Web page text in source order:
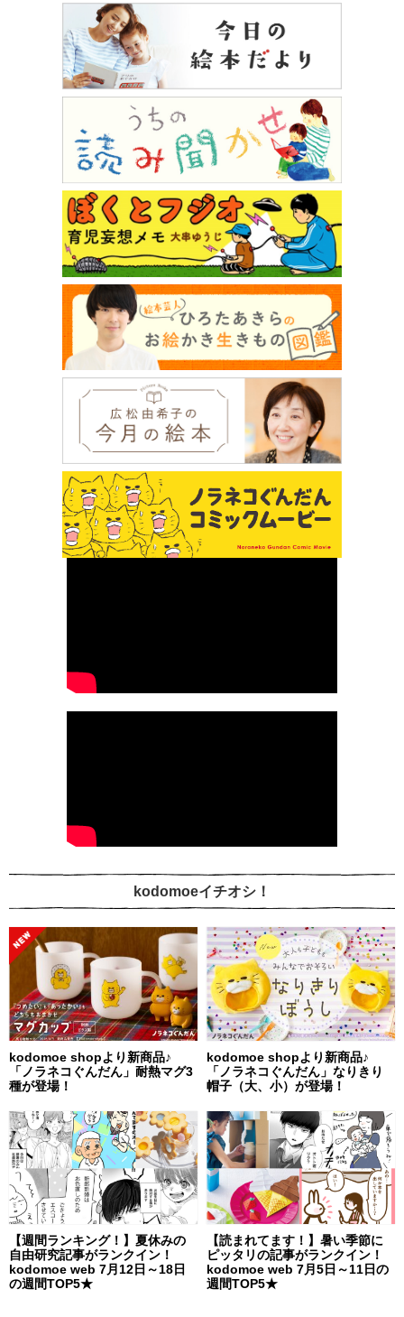
kodomoeイチオシ！
kodomoe shopより新商品♪
「ノラネコぐんだん」耐熱マグ3
種が登場！
kodomoe shopより新商品♪
「ノラネコぐんだん」なりきり
帽子（大、小）が登場！
【週間ランキング！】夏休みの
自由研究記事がランクイン！
kodomoe web 7月12日～18日
の週間TOP5★
【読まれてます！】暑い季節に
ピッタリの記事がランクイン！
kodomoe web 7月5日～11日の
週間TOP5★